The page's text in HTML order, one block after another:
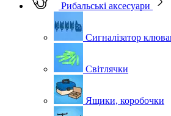
Рибальські аксесуари
Сигналізатор
Світлячки
Ящики, коробочки